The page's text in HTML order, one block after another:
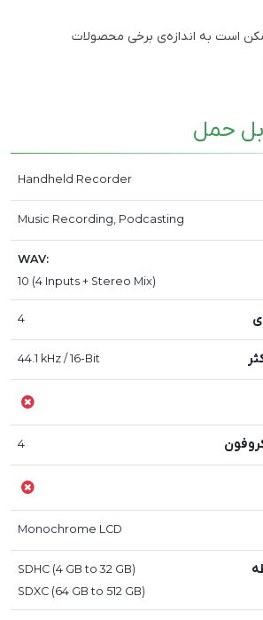
است به اندازه‌ی برخی محصولات
حمل
Handheld Recorder
Music Recording, Podcasting
WAV:
10 (4 Inputs + Stereo Mix)
4
44.1 kHz / 16-Bit
4
Monochrome LCD
SDHC (4 GB to 32 GB)
SDXC (64 GB to 512 GB)